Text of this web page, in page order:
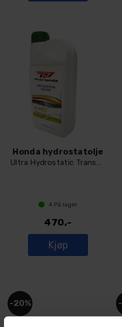
Honda hydrostatolje
Ultra Hydrostatic Transmission 1 liter
4 På lager
470,-
Kjøp
20%